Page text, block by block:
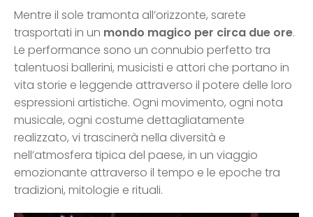
Mentre il sole tramonta all’orizzonte, sarete
trasportati in un mondo magico per circa due ore.
Le performance sono un connubio perfetto tra
talentuosi ballerini, musicisti e attori che portano in
vita storie e leggende attraverso il potere delle loro
espressioni artistiche. Ogni movimento, ogni nota
musicale, ogni costume dettagliatamente
realizzato, vi trascinerà nella diversità e
nell’atmosfera tipica del paese, in un viaggio
emozionante attraverso il tempo e le epoche tra
tradizioni, mitologie e rituali.